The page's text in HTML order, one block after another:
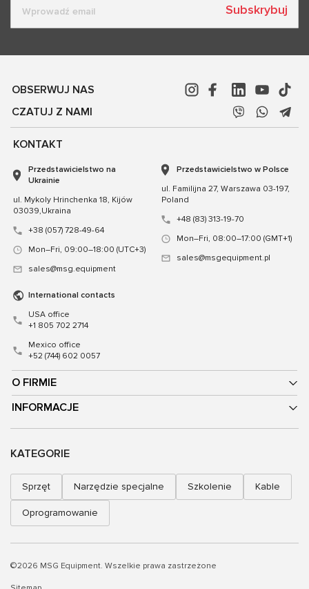
Subskrybuj
OBSERWUJ NAS
CZATUJ Z NAMI
O FIRMIE
INFORMACJE
KONTAKT
Przedstawicielstwo na
Ukrainie
ul. Mykoly Hrinchenka 18, Kijów
03039,Ukraina
+38 (057) 728-49-64
Mon–Fri, 09:00–18:00 (UTC+3)
sales@msg.equipment
Przedstawicielstwo w Polsce
ul. Familijna 27, Warszawa 03-197,
Poland
+48 (83) 313-19-70
Mon–Fri, 08:00–17:00 (GMT+1)
sales@msgequipment.pl
International contacts
USA office
+1 805 702 2714
Mexico office
+52 (744) 602 0057
KATEGORIE
Sprzęt Narzędzie specjalne Szkolenie Kable
Oprogramowanie
©2026 MSG Equipment. Wszelkie prawa zastrzeżone